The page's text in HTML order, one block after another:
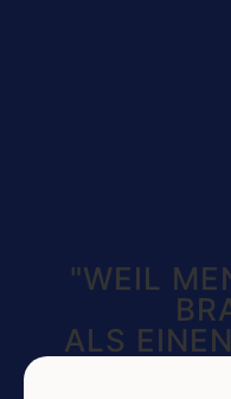
"WEIL
ALS